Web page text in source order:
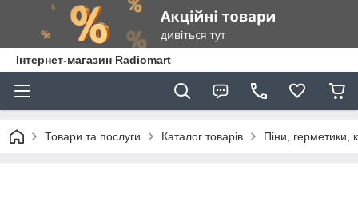
Інтернет-магазин Radiomart
Товари та послуги Каталог товарів Піни, герметики,